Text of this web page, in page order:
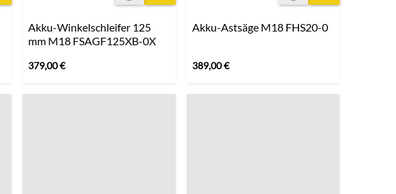
Akku-Winkelschleifer 125
mm M18 FSAGF125XB-0X
379,00€
Akku-Astsäge M18 FHS20-0
389,00€